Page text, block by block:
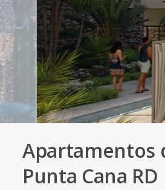
Apartamentos
Punta Cana RD